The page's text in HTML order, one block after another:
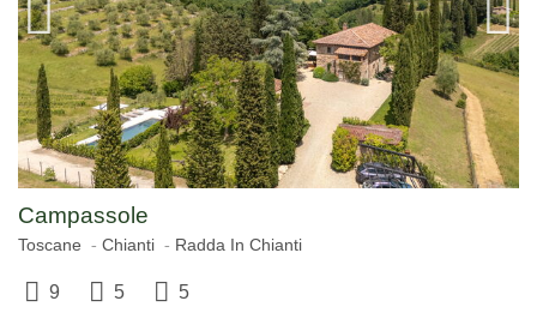
Campassole
Toscane Chianti Radda In Chianti
9 5 5